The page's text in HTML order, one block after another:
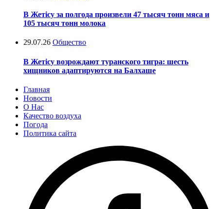
В Жетісу за полгода произвели 47 тысяч тонн мяса и
105 тысяч тонн молока
29.07.26 Общество
В Жетісу возрождают туранского тигра: шесть
хищников адаптируются на Балхаше
Главная
Новости
О Нас
Качество воздуха
Погода
Политика сайта